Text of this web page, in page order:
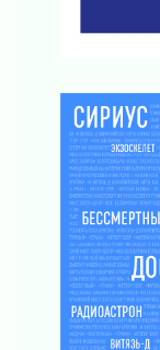
Музеи
Новая
03 августа 2026
Часть
03 августа 2026
За сутки в
03 августа 2026
Клюква
просится
03 августа 2026